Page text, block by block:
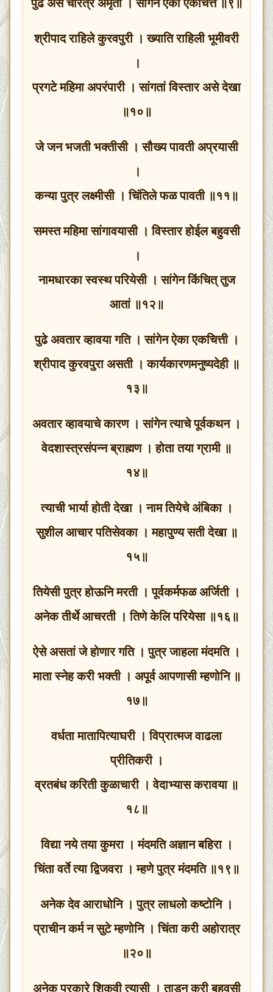
पुढे असे चरित्र अमृता । सांगेन ऐका एकचित्ते ॥९॥
श्रीपाद राहिले कुरवपुरी । ख्याति राहिली भूमीवरी
।
प्रगटे महिमा अपरंपारी । सांगतां विस्तार असे देखा
॥१०॥
जे जन भजती भक्तीसी । सौख्य पावती अप्रयासी
।
कन्या पुत्र लक्ष्मीसी । चिंतिले फळ पावती ॥११॥
समस्त महिमा सांगावयासी । विस्तार होईल बहुवसी
।
नामधारका स्वस्थ परियेसी । सांगेन किंचित् तुज
आतां ॥१२॥
पुढे अवतार व्हावया गति । सांगेन ऐका एकचित्ती ।
श्रीपाद कुरवपुरा असती । कार्यकारणमनुष्यदेही ॥
१३॥
अवतार व्हावयाचे कारण । सांगेन त्याचे पूर्वकथन ।
वेदशास्त्रसंपन्न ब्राह्मण । होता तया ग्रामी ॥
१४॥
त्याची भार्या होती देखा । नाम तियेचे अंबिका ।
सुशील आचार पतिसेवका । महापुण्य सती देखा ॥
१५॥
तियेसी पुत्र होऊनि मरती । पूर्वकर्मफळ अर्जिती ।
अनेक तीर्थे आचरती । तिणे केलि परियेसा ॥१६॥
ऐसे असतां जे होणार गति । पुत्र जाहला मंदमति ।
माता स्नेह करी भक्ती । अपूर्व आपणासी म्हणोनि ॥
१७॥
वर्धता मातापित्याघरी । विप्रात्मज वाढला
प्रीतिकरी ।
व्रतबंध करिती कुळाचारी । वेदाभ्यास करावया ॥
१८॥
विद्या नये तया कुमरा । मंदमति अज्ञान बहिरा ।
चिंता वर्ते त्या द्विजवरा । म्हणे पुत्र मंदमति ॥१९॥
अनेक देव आराधोनि । पुत्र लाधलो कष्टोनि ।
प्राचीन कर्म न सुटे म्हणोनि । चिंता करी अहोरात्र
॥२०॥
अनेक प्रकारे शिकवी त्यासी । ताडन करी बहुवसी